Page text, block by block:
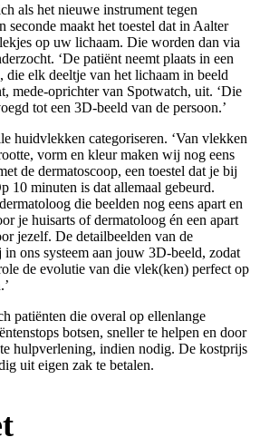
als het nieuwe instrument tegen
seconde maakt het toestel dat in Aalter
op uw lichaam. Die worden dan via
‘De patiënt neemt plaats in een
die elk deeltje van het lichaam in beeld
mede-oprichter van Spotwatch, uit. ‘Die
tot een 3D-beeld van de persoon.’
huidvlekken categoriseren. ‘Van vlekken
vorm en kleur maken wij nog eens
de dermatoscoop, een toestel dat je bij
10 minuten is dat allemaal gebeurd.
die beelden nog eens apart en
je huisarts of dermatoloog én een apart
jezelf. De detailbeelden van de
ons systeem aan jouw 3D-beeld, zodat
de evolutie van die vlek(ken) perfect op
patiënten die overal op ellenlange
botsen, sneller te helpen en door
hulpverlening, indien nodig. De kostprijs
uit eigen zak te betalen.